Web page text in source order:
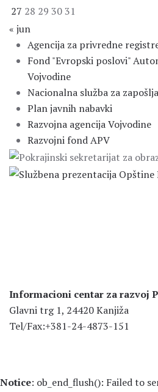
27 28 29 30 31
« jun
Agencija za privredne
Fond "Evropski poslovi"
Vojvodine
Nacionalna služba za
Plan javnih nabavki
Razvojna agencija Vojvodine
Razvojni fond APV
Informacioni centar za razvoj
Glavni trg 1, 24420 Kanjiža
Tel/Fax:+381-24-4873-151
Notice: ob_end_flush(): Failed to